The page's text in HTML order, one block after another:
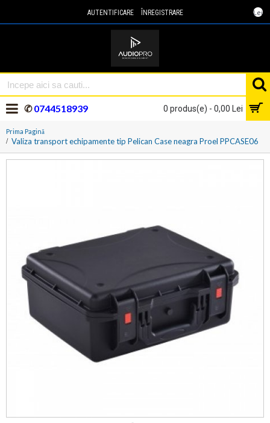
Lei
AUTENTIFICARE ÎNREGISTRARE
0 produs(e) - 0,00 Lei
✆0744518939
Prima Pagină
Valiza transport echipamente tip Pelican Case neagra Proel PPCASE06